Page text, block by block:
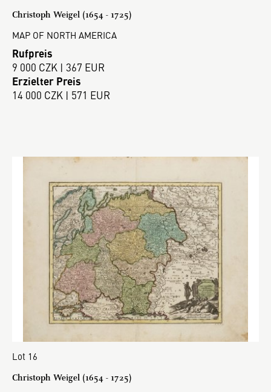
Christoph Weigel (1654 - 1725)
MAP OF NORTH AMERICA
Rufpreis
9 000 CZK | 367 EUR
Erzielter Preis
14 000 CZK | 571 EUR
Lot 16
Christoph Weigel (1654 - 1725)